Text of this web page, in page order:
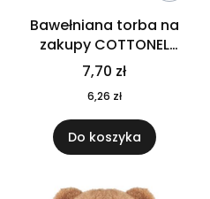
Bawełniana torba na
zakupy COTTONEL
COLOUR++ MO9846-11
7,70 zł
6,26 zł
Do koszyka